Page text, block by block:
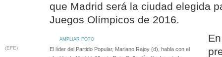
que Madrid será la ciudad elegida
Juegos Olímpicos de 2016.
AMPLIAR FOTO
(EFE)
El líder del Partido Popular, Mariano Rajoy (d), habla con el